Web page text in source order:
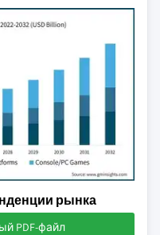
рынка
PDF-файл